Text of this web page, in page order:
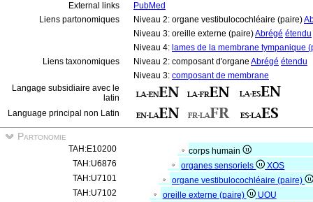
External links
PubMed
Liens partonomiques
Niveau 2: organe vestibulocochléaire (paire)
Niveau 3: oreille externe (paire)Abrégé étendu
Niveau 4: lames de la membrane tympanique
Liens taxonomiques
Niveau 2: composant d'organe Abrégé étendu
Niveau 3: composant de membrane
Langage subsidiaire avec le
latin
Language principal non Latin
Partonomie
TAH:E10200
corps humain
TAH:U6876
organes sensoriels
XOS
TAH:U7101
organe vestibulocochléaire (paire)
TAH:U7102
oreille externe (paire)
UOU